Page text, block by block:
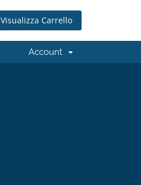
Visualizza Carrello
Account